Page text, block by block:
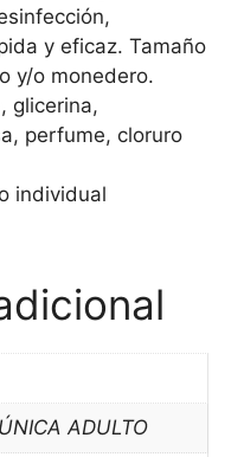
y eficaz. Tamaño
y/o monedero.
glicerina,
perfume, cloruro
individual
ADULTO